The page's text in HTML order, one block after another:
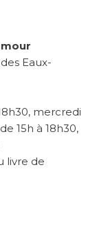
Eaux-
mercredi
15h à 18h30,
livre de